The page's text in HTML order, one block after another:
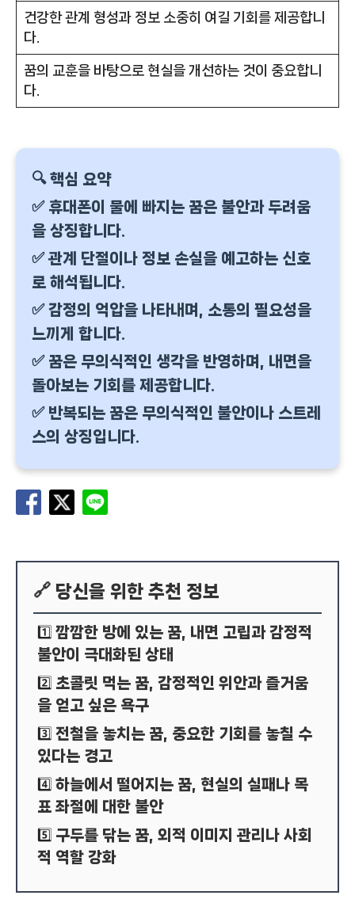
건강한 관계 형성과 정보 소중히 여길 기회를 제공합니
다.
꿈의 교훈을 바탕으로 현실을 개선하는 것이 중요합니
다.
🔍 핵심 요약
✅ 휴대폰이 물에 빠지는 꿈은 불안과 두려움
을 상징합니다.
✅ 관계 단절이나 정보 손실을 예고하는 신호
로 해석됩니다.
✅ 감정의 억압을 나타내며, 소통의 필요성을
느끼게 합니다.
✅ 꿈은 무의식적인 생각을 반영하며, 내면을
돌아보는 기회를 제공합니다.
✅ 반복되는 꿈은 무의식적인 불안이나 스트레
스의 상징입니다.
🔗 당신을 위한 추천 정보
1️⃣ 깜깜한 방에 있는 꿈, 내면 고립과 감정적
불안이 극대화된 상태
2️⃣ 초콜릿 먹는 꿈, 감정적인 위안과 즐거움
을 얻고 싶은 욕구
3️⃣ 전철을 놓치는 꿈, 중요한 기회를 놓칠 수
있다는 경고
4️⃣ 하늘에서 떨어지는 꿈, 현실의 실패나 목
표 좌절에 대한 불안
5️⃣ 구두를 닦는 꿈, 외적 이미지 관리나 사회
적 역할 강화